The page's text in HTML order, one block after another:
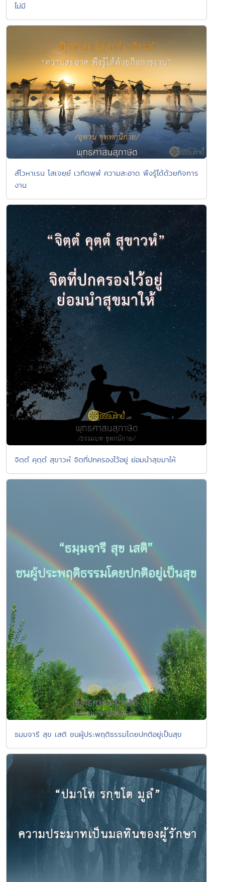
ไม่มี
สํโวหาเรน โสเจยฺยํ เวทิตพฺพํ ความสะอาด พึงรู้ได้ด้วยกิจการ
งาน
จิตฺตํ คุตฺตํ สุขาวหํ จิตที่ปกครองไว้อยู่ ย่อมนำสุขมาให้
ธมฺมจารี สุข เสติ ชนผู้ประพฤติธรรมโดยปกติอยู่เป็นสุข